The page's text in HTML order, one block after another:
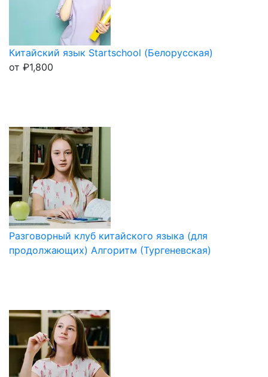
Китайский язык Startschool (Белорусская)
от ₽1,800
Разговорный клуб китайского языка (для
продолжающих) Алгоритм (Тургеневская)